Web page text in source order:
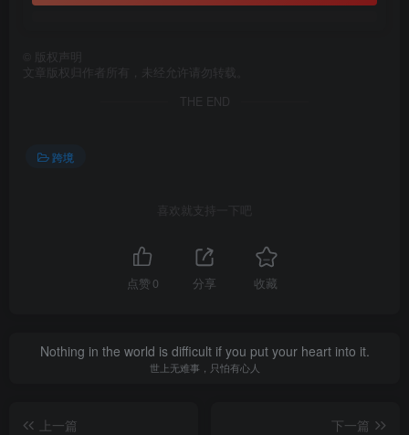
版权声明
文章版权归作者所有，未经允许请勿转载。
THE END
跨境
喜欢就支持一下吧
点赞 0 分享 收藏
Nothing in the world is difficult if you put your heart into it.
世上无难事，只怕有心人
上一篇
下一篇